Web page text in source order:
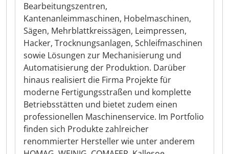
Bearbeitungszentren,
Kantenanleimmaschinen, Hobelmaschinen,
Sägen, Mehrblattkreissägen, Leimpressen,
Hacker, Trocknungsanlagen, Schleifmaschinen
sowie Lösungen zur Mechanisierung und
Automatisierung der Produktion. Darüber
hinaus realisiert die Firma Projekte für
moderne Fertigungsstraßen und komplette
Betriebsstätten und bietet zudem einen
professionellen Maschinenservice. Im Portfolio
finden sich Produkte zahlreicher
renommierter Hersteller wie unter anderem